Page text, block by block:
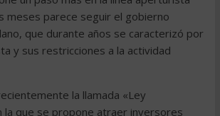
meses parece seguir el gobierno
que durante años se caracterizó por
y sus restricciones a la actividad
la llamada «Ley
la que se propone atraer inversores